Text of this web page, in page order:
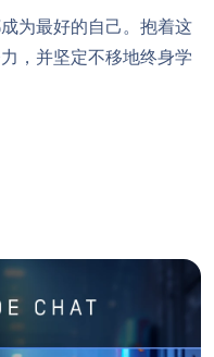
为最好的自己。抱着这
，并坚定不移地终身学